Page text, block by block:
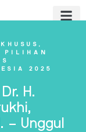
,
PILIHAN
2025
H.
– Unggul